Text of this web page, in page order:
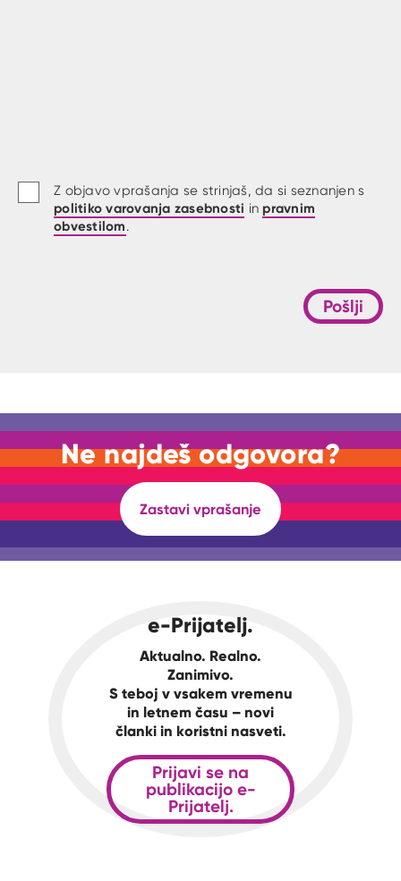
Z objavo vprašanja se strinjaš, da si seznanjen s
politiko varovanja zasebnosti in pravnim
obvestilom.
Pošlji
Ne najdeš odgovora?
Zastavi vprašanje
e-Prijatelj.
Aktualno. Realno.
Zanimivo.
S teboj v vsakem vremenu
in letnem času – novi
članki in koristni nasveti.
Prijavi se na
publikacijo e-
Prijatelj.